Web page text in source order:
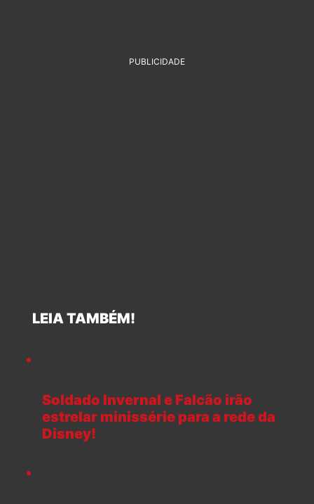
PUBLICIDADE
LEIA TAMBÉM!
Soldado Invernal e Falcão irão
estrelar minissérie para a rede da
Disney!